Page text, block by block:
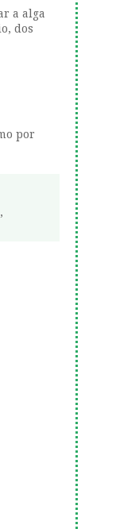
a alga
dos
por
,